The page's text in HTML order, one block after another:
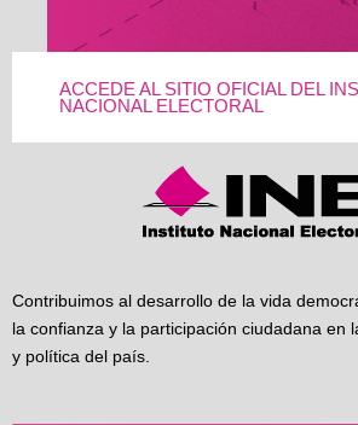
ACCEDE AL SITIO OFICIAL DEL
NACIONAL ELECTORAL
Contribuimos al desarrollo de la vida
la confianza y la participación ciudadana en
y política del país.